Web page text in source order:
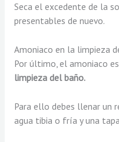
Seca el excedente de la
presentables de nuevo.
Amoniaco en la limpieza
Por último, el amoniaco
limpieza del baño.
Para ello debes llenar un
agua tibia o fría y una